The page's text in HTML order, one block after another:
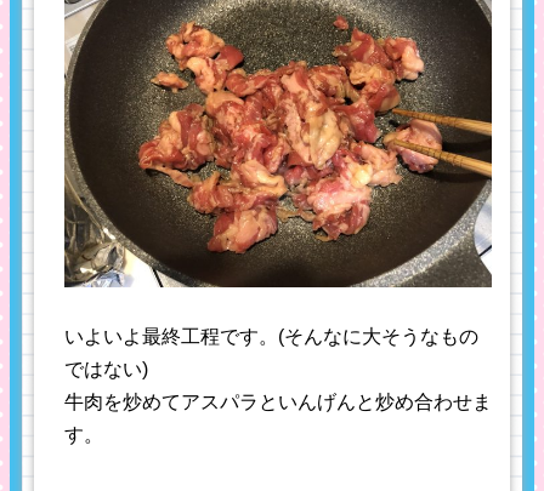
いよいよ最終工程です。(そんなに大そうなもの
ではない)
牛肉を炒めてアスパラといんげんと炒め合わせま
す。